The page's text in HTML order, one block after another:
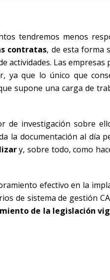
tendremos menos
contratas, de esta forma
actividades. Las empresas
ya que lo único que
supone una carga de
de investigación sobre
la documentación al día
y, sobre todo, como
efectivo en la
de sistema de gestión
de la legislación